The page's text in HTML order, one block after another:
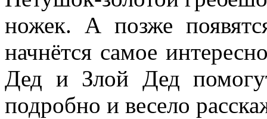
ножек. А позже
начнётся самое
Дед и Злой Дед
подробно и весело